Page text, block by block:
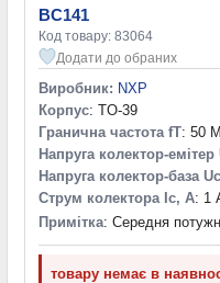
BC141
Код товару: 83064
Додати до обраних
Виробник: NXP
Корпус: TO-39
Гранична частота fT: 50
Напруга колектор-
Напруга колектор-база
Струм колектора Ic, А: 1
Примітка: Середня
товару немає в